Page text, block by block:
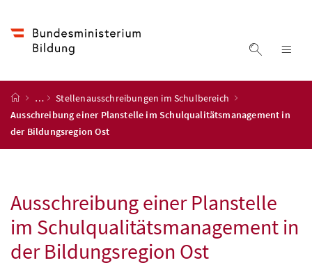
Suche
Startseite
…
Stellenausschreibungen im Schulbereich
Ausschreibung einer Planstelle im Schulqualitätsmanagement in
der Bildungsregion Ost
Ausschreibung einer Planstelle
im Schulqualitätsmanagement in
der Bildungsregion Ost